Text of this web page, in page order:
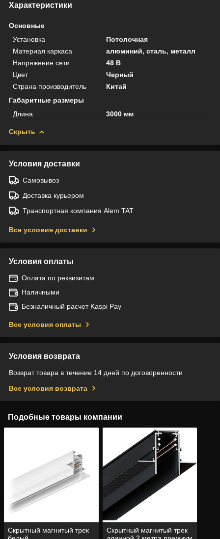
Характеристики
Основные
Установка
Потолочная
Материал каркаса
алюминий, сталь, металл
Напряжение сети
48 В
Цвет
Черный
Страна производитель
Китай
Габаритные размеры
Длина
3000 мм
Скрыть
Условия доставки
Самовывоз
Доставка курьером
Транспортная компания Alem TAT
Все условия доставки
Условия оплаты
Оплата по реквизитам
Наличными
Безналичный расчет Kaspi Pay
Все условия оплаты
Условия возврата
Возврат товара в течение 14 дней по договоренности
Все условия возврата
Подобные товары компании
Скрытный магнитый трек
Скрытный магнитый трек